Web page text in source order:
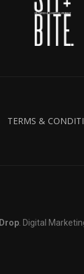
TERMS &
Drop . Digital